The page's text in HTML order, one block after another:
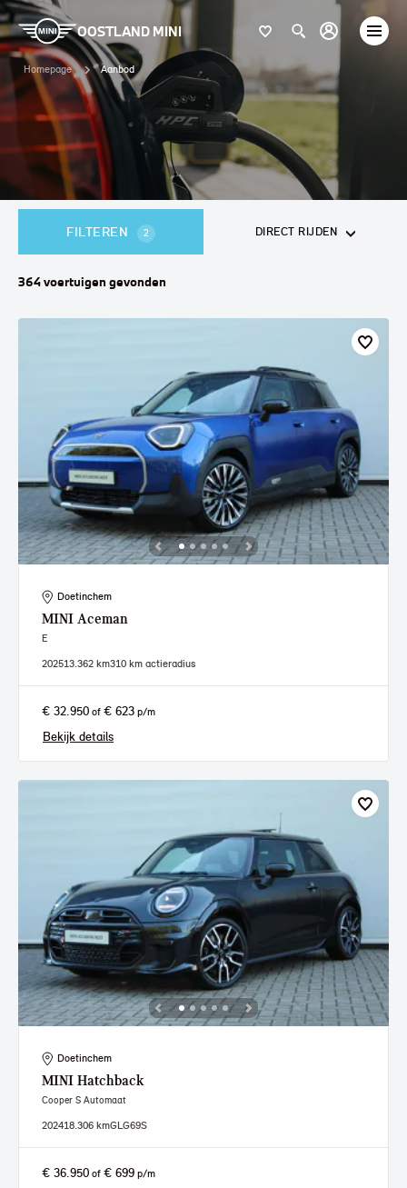
OOSTLAND MINI
Homepage Aanbod
FILTEREN 2 DIRECT RIJDEN
364voertuigen gevonden
Doetinchem
MINI Aceman
E
202513.362 km310 km actieradius
€ 32.950 of € 623 p/m
Bekijk details
Doetinchem
MINI Hatchback
Cooper S Automaat
202418.306 kmGLG69S
€ 36.950 of € 699 p/m